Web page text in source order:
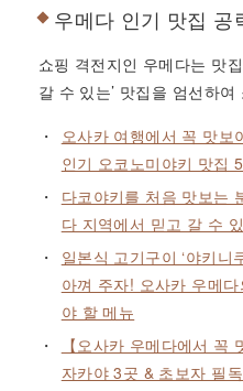
우메다 인기 맛집 공
쇼핑 격전지인 우메다는 맛
갈 수 있는’ 맛집을 엄선하
오사카 여행에서 꼭 맛보
인기 오코노미야키 맛집
다코야키를 처음 맛보는
다 지역에서 믿고 갈 수
일본식 고기구이 ‘야키니
아껴 주자! 오사카 우메
야 할 메뉴
【오사카 우메다에서 꼭
자카야 3곳 & 초보자 필